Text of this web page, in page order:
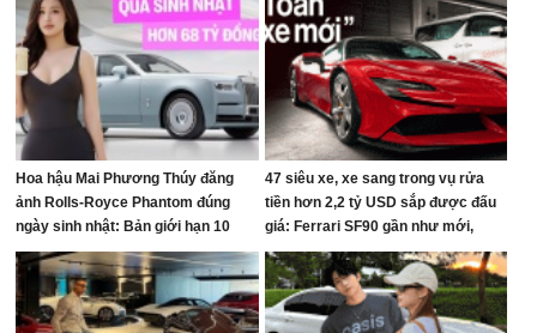
Hoa hậu Mai Phương Thúy đăng
ảnh Rolls-Royce Phantom đúng
ngày sinh nhật: Bản giới hạn 10
chiếc toàn cầu, giá quy đổi gần 68
tỷ đồng
47 siêu xe, xe sang trong vụ rửa
tiền hơn 2,2 tỷ USD sắp được đấu
giá: Ferrari SF90 gần như mới,
Rolls-Royce xếp hàng dài